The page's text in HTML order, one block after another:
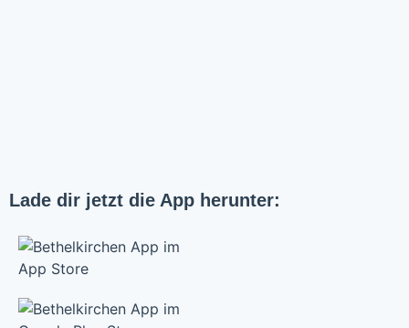
Lade dir jetzt die App herunter: